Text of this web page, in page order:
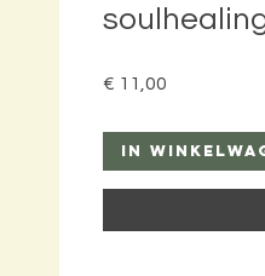
€ 11,00
In